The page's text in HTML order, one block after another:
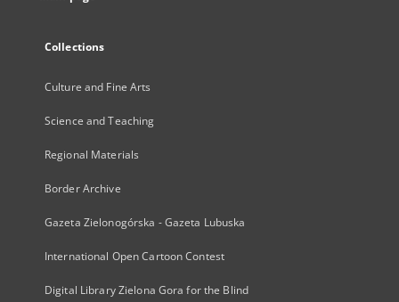
Collections
Culture and Fine Arts
Science and Teaching
Regional Materials
Border Archive
Gazeta Zielonogórska - Gazeta Lubuska
International Open Cartoon Contest
Digital Library Zielona Gora for the Blind